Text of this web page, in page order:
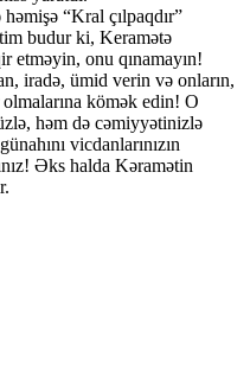
“Kral çılpaqdır”
budur ki, Keramətə
etməyin, onu qınamayın!
iradə, ümid verin və onların,
olmalarına kömək edin! O
həm də cəmiyyətinizlə
vicdanlarınızın
Əks halda Kəramətin